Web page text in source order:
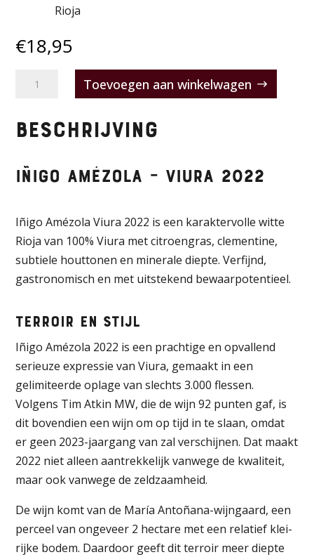
Rioja
€18,95
Iñigo
Viura
aantal
Toevoegen aan winkelwagen
Beschrijving
Iñigo Amézola – Viura 2022
Iñigo Amézola Viura 2022 is een karaktervolle witte
Rioja van 100% Viura met citroengras, clementine,
subtiele houttonen en minerale diepte. Verfijnd,
gastronomisch en met uitstekend bewaarpotentieel.
Terroir en stijl
Iñigo Amézola 2022 is een prachtige en opvallend
serieuze expressie van Viura, gemaakt in een
gelimiteerde oplage van slechts 3.000 flessen.
Volgens Tim Atkin MW, die de wijn 92 punten gaf, is
dit bovendien een wijn om op tijd in te slaan, omdat
er geen 2023-jaargang van zal verschijnen. Dat maakt
2022 niet alleen aantrekkelijk vanwege de kwaliteit,
maar ook vanwege de zeldzaamheid.
De wijn komt van de María Antoñana-wijngaard, een
perceel van ongeveer 2 hectare met een relatief klei-
rijke bodem. Daardoor geeft dit terroir meer diepte